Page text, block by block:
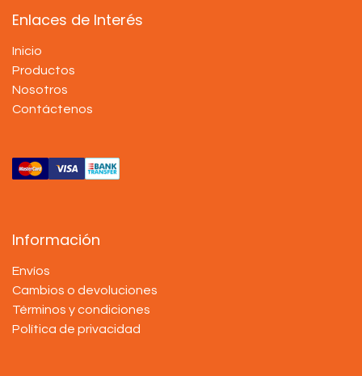
Enlaces de Interés
Inicio
Productos
Nosotros
Contáctenos
Información
Envíos
Cambios o devoluciones
Términos y condiciones
Política de privacidad